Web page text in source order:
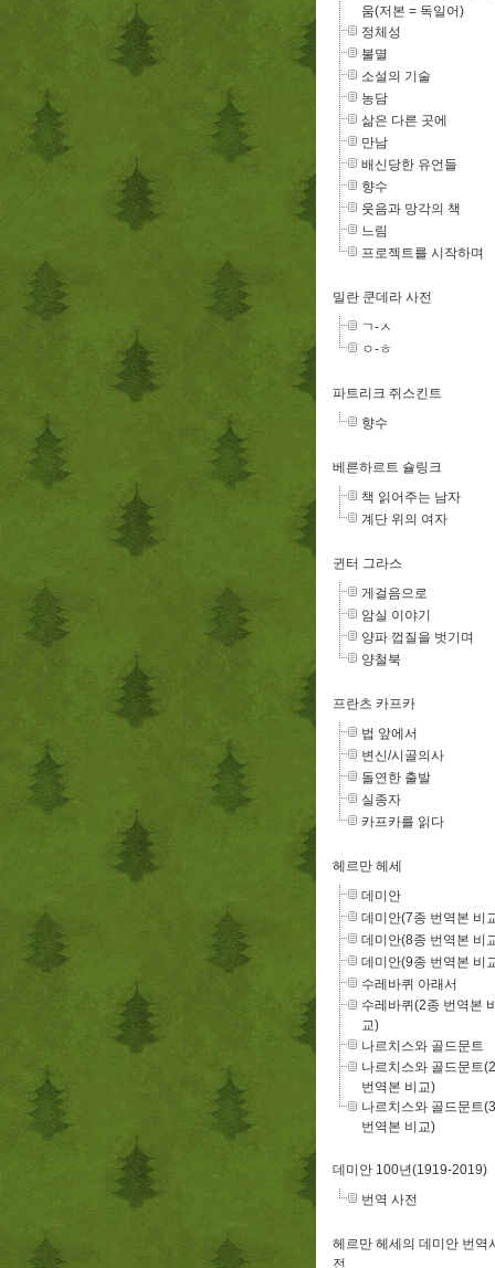
움(저본 = 독일어)
정체성
불멸
소설의 기술
농담
삶은 다른 곳에
만남
배신당한 유언들
향수
웃음과 망각의 책
느림
프로젝트를 시작하며
밀란 쿤데라 사전
ㄱ-ㅅ
ㅇ-ㅎ
파트리크 쥐스킨트
향수
베른하르트 슐링크
책 읽어주는 남자
계단 위의 여자
귄터 그라스
게걸음으로
암실 이야기
양파 껍질을 벗기며
양철북
프란츠 카프카
법 앞에서
변신/시골의사
돌연한 출발
실종자
카프카를 읽다
헤르만 헤세
데미안
데미안(7종 번역본 비
데미안(8종 번역본 비
데미안(9종 번역본 비
수레바퀴 아래서
수레바퀴(2종 번역본
교)
나르치스와 골드문트
나르치스와 골드문트
번역본 비교)
나르치스와 골드문트
번역본 비교)
데미안 100년(1919-2019)
번역 사전
헤르만 헤세의 데미안 번역
전